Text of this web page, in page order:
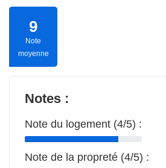
9
Note
moyenne
Notes :
Note du logement (4/5) :
Note de la propreté (4/5) :